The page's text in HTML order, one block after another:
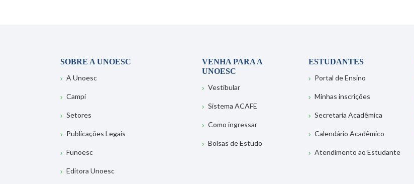
SOBRE A UNOESC
A Unoesc
Campi
Setores
Publicações Legais
Funoesc
Editora Unoesc
VENHA PARA A
UNOESC
Vestibular
Sistema ACAFE
Como ingressar
Bolsas de Estudo
ESTUDANTES
Portal de Ensino
Minhas inscrições
Secretaria Acadêmica
Calendário Acadêmico
Atendimento ao Estudante